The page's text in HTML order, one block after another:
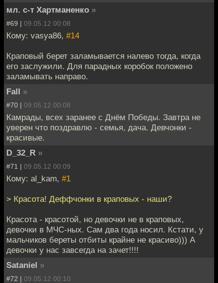
мл. с-т Хартманенко »
#69 | 09.05.12 00:08
Кому: vasya86, #14
Краповый берет заламывается налево тогда, когда
его заслужили. Для парадных коробок положено
заламывать направо.
Fall »
#70 | 09.05.12 00:08
Камрады, всех заранее с Днём Победы. Завтра не
уверен что поздравлю - семья, дача. Девчонки -
красивые.
D_32_R »
#71 | 09.05.12 00:09
Кому: al_kam, #1
> Красота! Деффчонки в краповых - наши?
Красота - красотой, но девочки не в краповых,
девочки в МЧС-ных. Сам два года носил. Кстати, у
мальчиков береты отбиты крайне не красиво))) А
девочки у нас завсегда на зачет!!!!
Sataniel »
#72 | 09.05.12 00:10